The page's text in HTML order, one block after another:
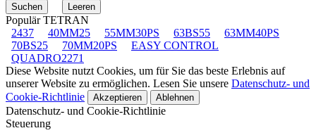
Populär TETRAN
2437
40MM25 55MM30PS 63BS55
63MM40PS
70BS25
70MM20PS
EASY CONTROL
QUADRO2271
Diese Website nutzt Cookies, um für Sie das beste Erlebnis auf
unserer Website zu ermöglichen. Lesen Sie unsere Datenschutz- und
Cookie-Richtlinie
Akzeptieren Ablehnen
Datenschutz- und Cookie-Richtlinie
Steuerung